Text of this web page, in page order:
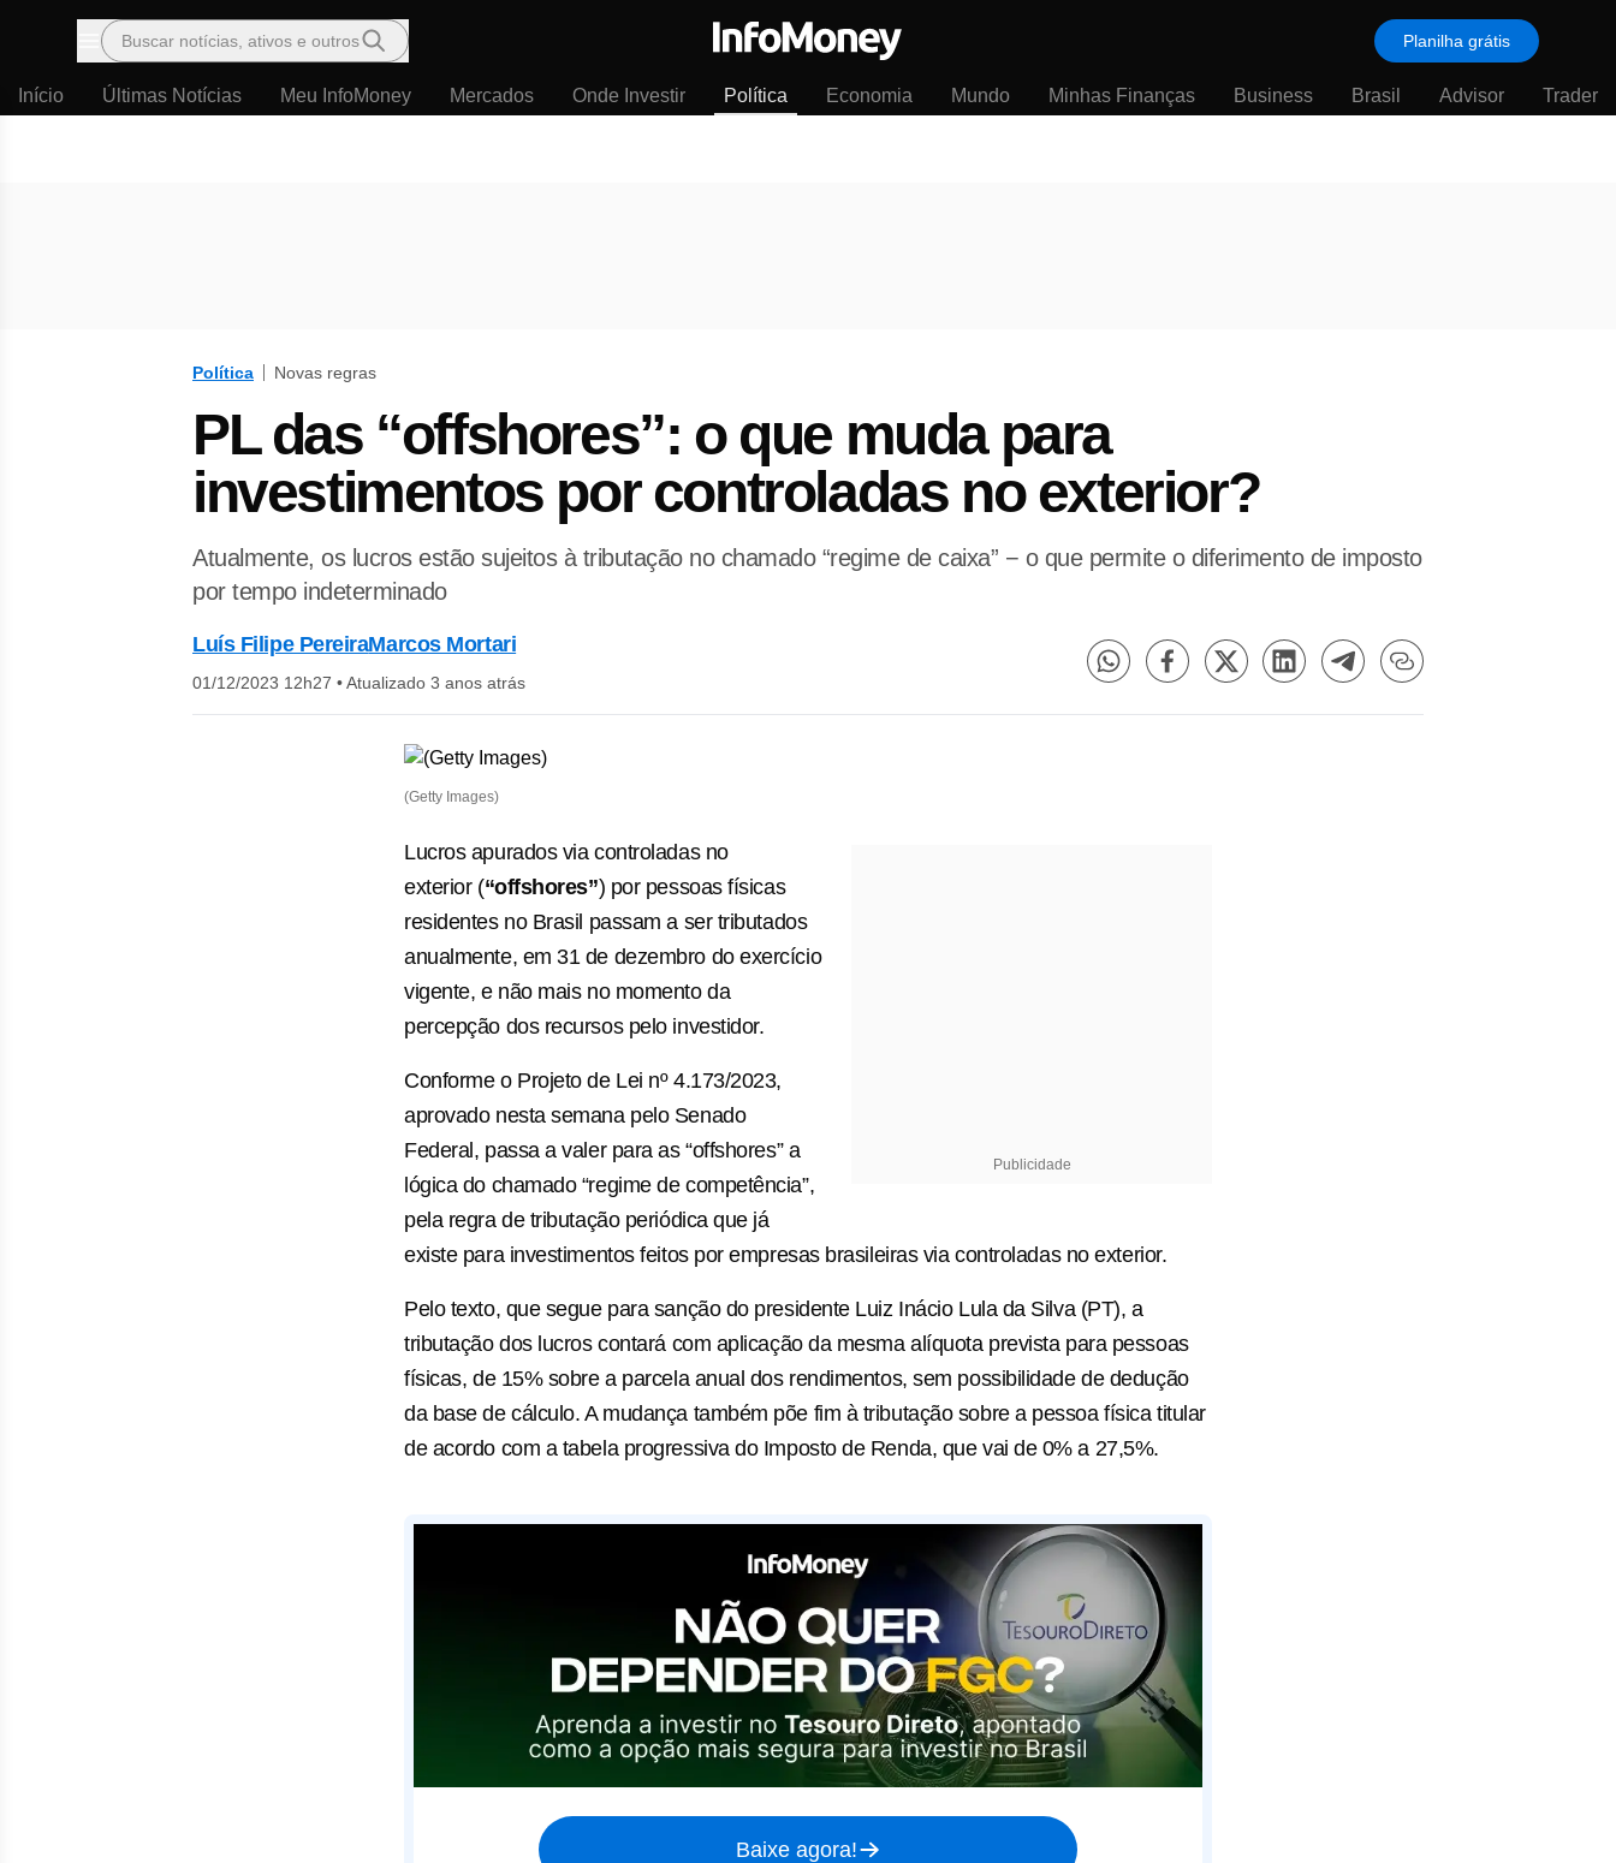
Menu
Buscar notícias, ativos e outros Planilha grátis
Início Últimas Notícias Meu InfoMoney Mercados Onde Investir Política Economia Mundo Minhas Finanças Business Brasil Advisor Trader
Política Novas regras
PL das “offshores”: o que muda para
investimentos por controladas no exterior?
Atualmente, os lucros estão sujeitos à tributação no chamado “regime de caixa” − o que permite o diferimento de imposto
por tempo indeterminado
Luís Filipe PereiraMarcos Mortari
01/12/2023 12h27 •Atualizado 3 anos atrás
(Getty Images)
Publicidade
Lucros apurados via controladas no
exterior (“offshores”) por pessoas físicas
residentes no Brasil passam a ser tributados
anualmente, em 31 de dezembro do exercício
vigente, e não mais no momento da
percepção dos recursos pelo investidor.
Conforme o Projeto de Lei nº 4.173/2023,
aprovado nesta semana pelo Senado
Federal, passa a valer para as “offshores” a
lógica do chamado “regime de competência”,
pela regra de tributação periódica que já
existe para investimentos feitos por empresas brasileiras via controladas no exterior.
Pelo texto, que segue para sanção do presidente Luiz Inácio Lula da Silva (PT), a
tributação dos lucros contará com aplicação da mesma alíquota prevista para pessoas
físicas, de 15% sobre a parcela anual dos rendimentos, sem possibilidade de dedução
da base de cálculo. A mudança também põe fim à tributação sobre a pessoa física titular
de acordo com a tabela progressiva do Imposto de Renda, que vai de 0% a 27,5%.
Baixe agora!